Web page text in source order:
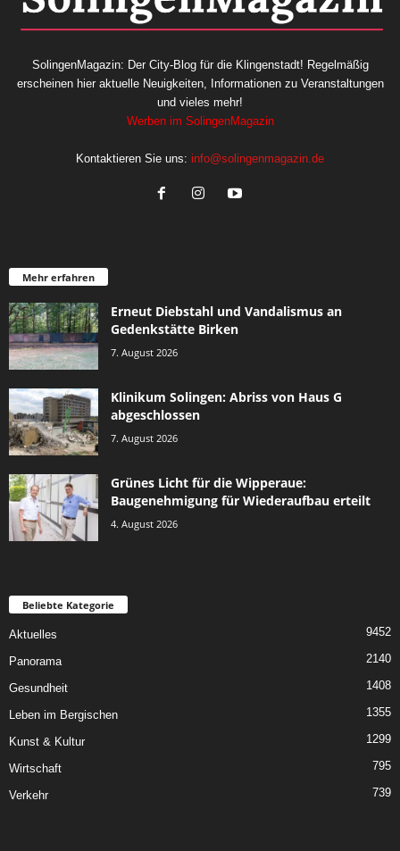
SolingenMagazin: Der City-Blog für die Klingenstadt! Regelmäßig
erscheinen hier aktuelle Neuigkeiten, Informationen zu Veranstaltungen
und vieles mehr!
Werben im SolingenMagazin
Kontaktieren Sie uns: info@solingenmagazin.de
Mehr erfahren
Erneut Diebstahl und Vandalismus an
Gedenkstätte Birken
7. August 2026
Klinikum Solingen: Abriss von Haus G
abgeschlossen
7. August 2026
Grünes Licht für die Wipperaue:
Baugenehmigung für Wiederaufbau erteilt
4. August 2026
Beliebte Kategorie
Aktuelles 9452
Panorama 2140
Gesundheit 1408
Leben im Bergischen 1355
Kunst & Kultur 1299
Wirtschaft 795
Verkehr 739